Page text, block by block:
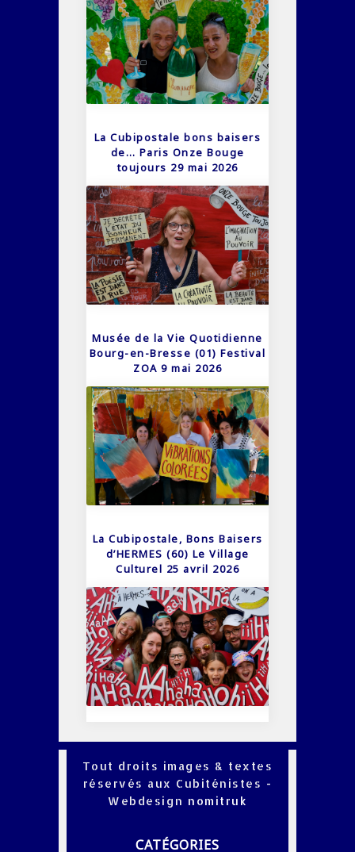
La Cubipostale bons baisers
de… Paris Onze Bouge
toujours 29 mai 2026
Musée de la Vie Quotidienne
Bourg-en-Bresse (01) Festival
ZOA 9 mai 2026
La Cubipostale, Bons Baisers
d’HERMES (60) Le Village
Culturel 25 avril 2026
Tout droits images & textes
réservés aux Cubiténistes -
Webdesign nomitruk
CATÉGORIES